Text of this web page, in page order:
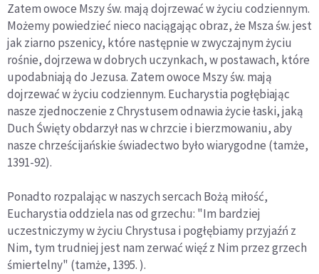
Zatem owoce Mszy św. mają dojrzewać w życiu codziennym.
Możemy powiedzieć nieco naciągając obraz, że Msza św. jest
jak ziarno pszenicy, które następnie w zwyczajnym życiu
rośnie, dojrzewa w dobrych uczynkach, w postawach, które
upodabniają do Jezusa. Zatem owoce Mszy św. mają
dojrzewać w życiu codziennym. Eucharystia pogłębiając
nasze zjednoczenie z Chrystusem odnawia życie łaski, jaką
Duch Święty obdarzył nas w chrzcie i bierzmowaniu, aby
nasze chrześcijańskie świadectwo było wiarygodne (tamże,
1391-92).
Ponadto rozpalając w naszych sercach Bożą miłość,
Eucharystia oddziela nas od grzechu: "Im bardziej
uczestniczymy w życiu Chrystusa i pogłębiamy przyjaźń z
Nim, tym trudniej jest nam zerwać więź z Nim przez grzech
śmiertelny" (tamże, 1395. ).